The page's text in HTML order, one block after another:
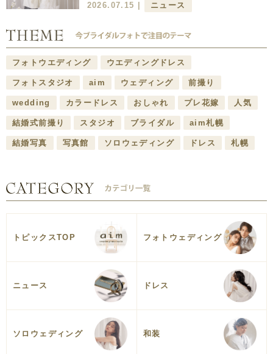
2026.07.15 | ニュース
フォトウエディング ウエディングドレス
フォトスタジオ aim ウェディング 前撮り
wedding カラードレス おしゃれ プレ花嫁 人気
結婚式前撮り スタジオ ブライダル aim札幌
結婚写真 写真館 ソロウェディング ドレス 札幌
トピックスTOP フォトウェディング
ニュース ドレス
ソロウェディング 和装